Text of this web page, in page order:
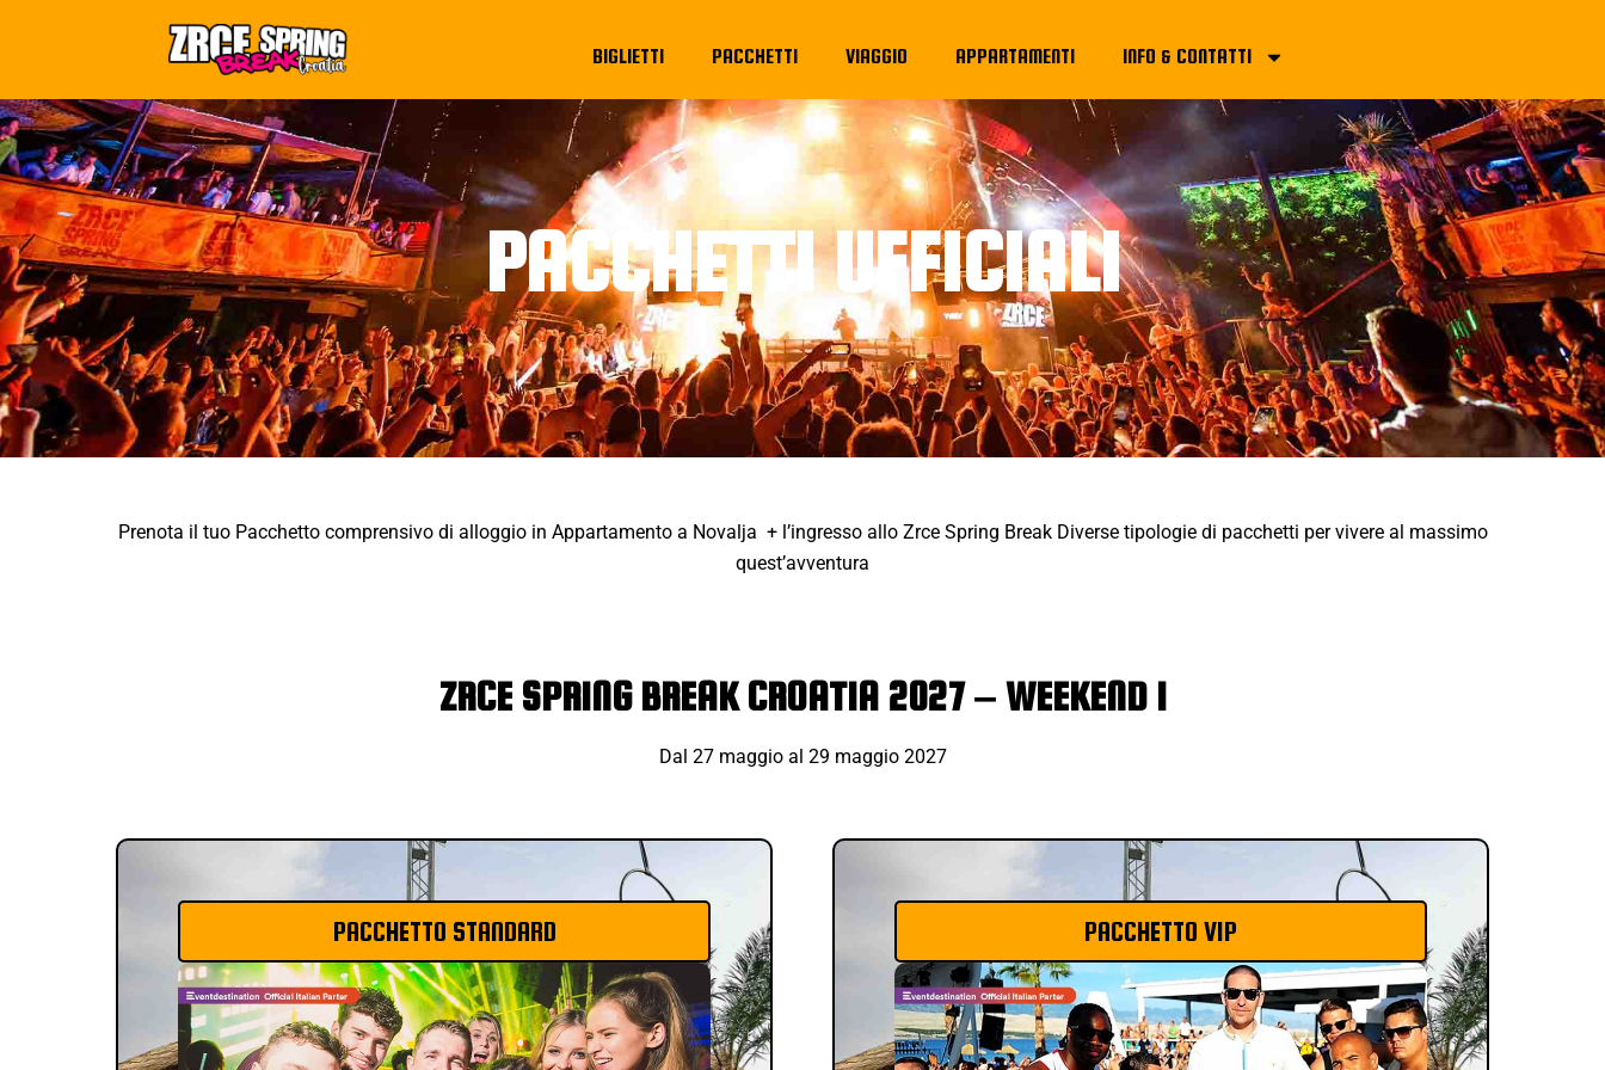
BIGLIETTI PACCHETTI VIAGGIO APPARTAMENTI INFO & CONTATTI
PACCHETTI UFFICIALI
Prenota il tuo Pacchetto comprensivo di alloggio in Appartamento a Novalja + l’ingresso allo Zrce Spring Break Diverse tipologie di pacchetti per vivere al massimo
quest’avventura
ZRCE SPRING BREAK CROATIA 2027 – WEEKEND 1
Dal 27 maggio al 29 maggio 2027
PACCHETTO STANDARD PACCHETTO VIP